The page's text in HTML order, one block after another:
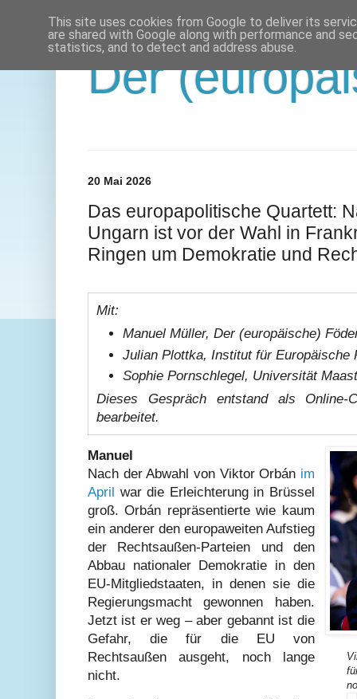
Der
20 Mai 2026
Das europapolitische Quartett:
Ungarn ist vor der Wahl in
Ringen um Demokratie und
Mit:
Manuel Müller, Der (europäische)
Julian Plottka, Institut für Europäische
Sophie Pornschlegel, Universität
Dieses Gespräch entstand als Online-
bearbeitet.
Manuel
Nach der Abwahl von Viktor Orbán im
April war die Erleichterung in Brüssel
groß. Orbán repräsentierte wie kaum
ein anderer den europaweiten Aufstieg
der Rechtsaußen-Parteien und den
Abbau nationaler Demokratie in den
EU-Mitgliedstaaten, in denen sie die
Regierungsmacht gewonnen haben.
Jetzt ist er weg – aber gebannt ist die
Gefahr, die für die EU von
Rechtsaußen ausgeht, noch lange
nicht.
This site uses cookies from Google to deliver its
are shared with Google along with performance and
statistics, and to detect and address abuse.